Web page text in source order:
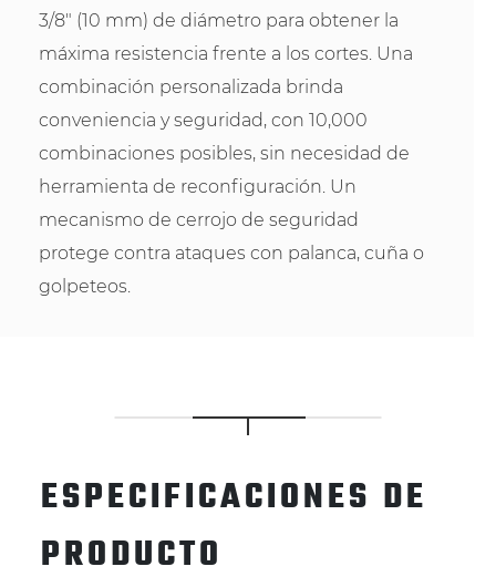
3/8" (10 mm) de diámetro para obtener la
máxima resistencia frente a los cortes. Una
combinación personalizada brinda
conveniencia y seguridad, con 10,000
combinaciones posibles, sin necesidad de
herramienta de reconfiguración. Un
mecanismo de cerrojo de seguridad
protege contra ataques con palanca, cuña o
golpeteos.
ESPECIFICACIONES DE
PRODUCTO